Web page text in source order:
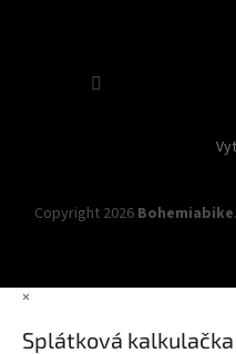
Copyright 2026 Bohemiabike
×
Splátková kalkulačka